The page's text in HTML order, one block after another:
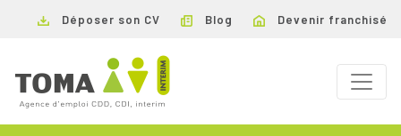
Déposer son CV Blog Devenir franchisé